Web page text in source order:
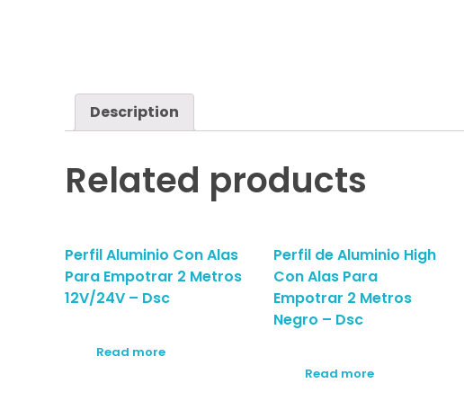
Description
Related products
Perfil Aluminio Con Alas
Para Empotrar 2 Metros
12V/24V – Dsc
Read more
Perfil de Aluminio High
Con Alas Para
Empotrar 2 Metros
Negro – Dsc
Read more